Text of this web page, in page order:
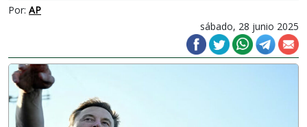
Por: AP
sábado, 28 junio 2025